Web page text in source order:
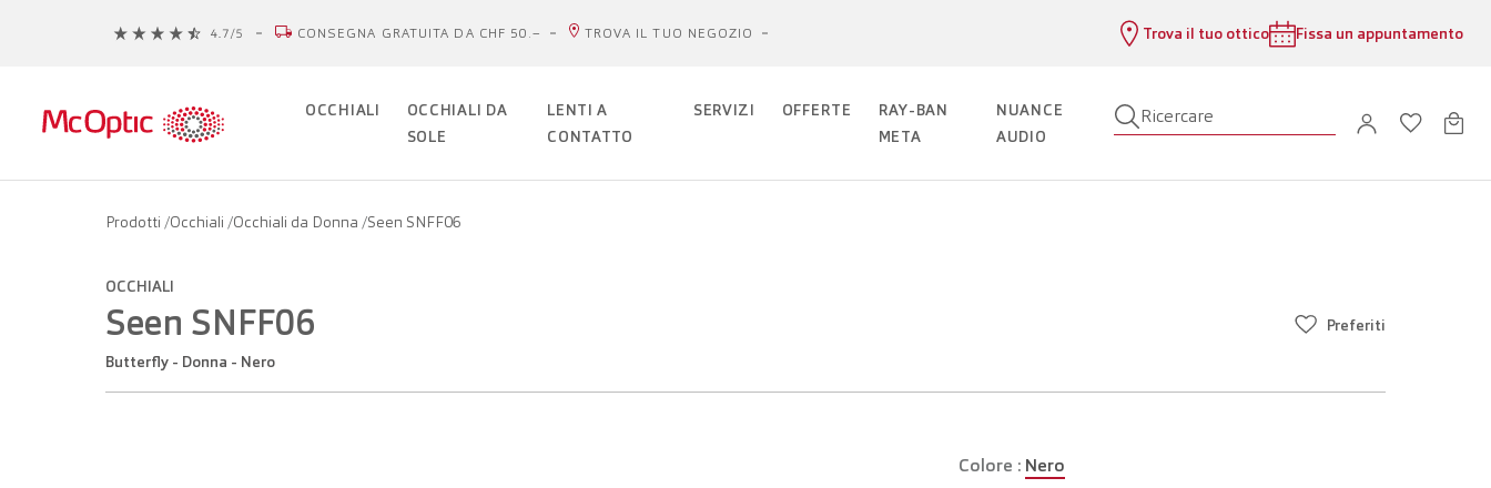
CONSEGNA GRATUITA DA CHF 50.– TROVA IL TUO NEGOZIO Trova il tuo ottico Fissa un appuntamento
OCCHIALI
OCCHIALI DA
SOLE
LENTI A
CONTATTO
SERVIZI OFFERTE
RAY-BAN
META
NUANCE
AUDIO
Ricercare
Prodotti /Occhiali /Occhiali da Donna /Seen SNFF06
OCCHIALI
Seen SNFF06
Butterfly - Donna - Nero
Preferiti
Colore : Nero